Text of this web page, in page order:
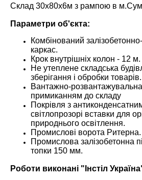
Склад 30х80х6м з рампою в
Параметри об'єкта:
Комбінований
каркас.
Крок внутрішніх колон - 12 м.
Не утеплене складська
зберігання і обробки товарів.
Вантажно-
примиканням до складу
Покрівля з
світлопрозорі вставки для
природнього освітлення.
Промислові ворота Ритерна.
Промислова залізобетонна
топки 150 мм.
Роботи виконані "Інстіл